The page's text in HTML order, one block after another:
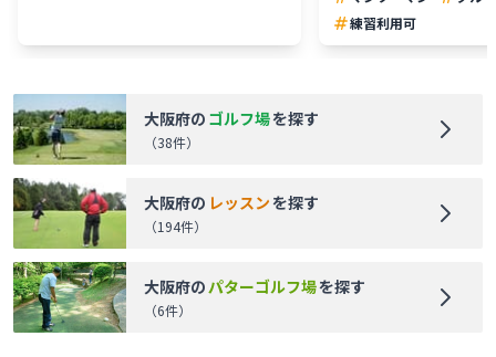
練習利用可
大阪府の ゴルフ場を探す
（38件）
大阪府の レッスンを探す
（194件）
大阪府のパターゴルフ場を探す
（6件）